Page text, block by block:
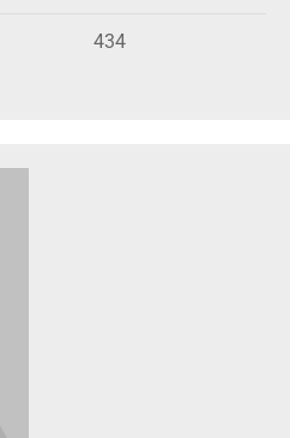
434